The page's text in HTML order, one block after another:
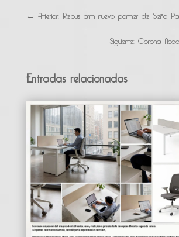
← Anterior: RebusFarm nuevo partner de Seña
Siguiente: Corona
Entradas relacionadas